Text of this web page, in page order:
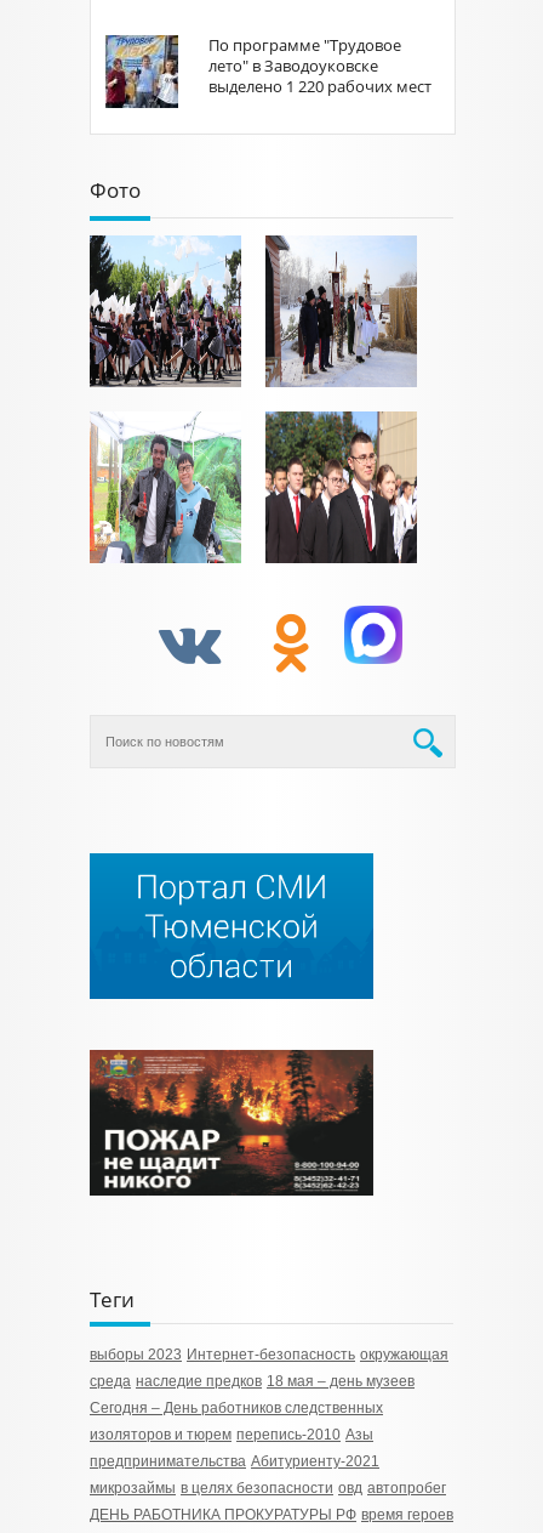
По программе "Трудовое
лето" в Заводоуковске
выделено 1 220 рабочих мест
Фото
Теги
выборы 2023 Интернет-безопасность окружающая
среда наследие предков 18 мая – день музеев
Сегодня – День работников следственных
изоляторов и тюрем перепись-2010 Азы
предпринимательства Абитуриенту-2021
микрозаймы в целях безопасности овд автопробег
ДЕНЬ РАБОТНИКА ПРОКУРАТУРЫ РФ время героев